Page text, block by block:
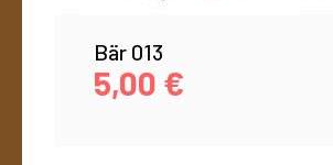
Bär 013
5,00 €